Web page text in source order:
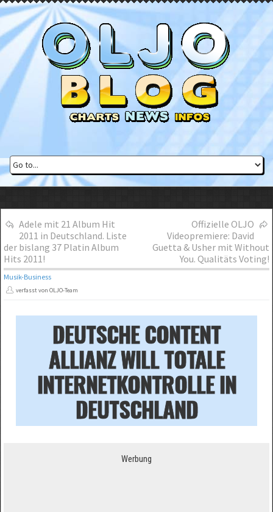
Adele mit 21 Album Hit
2011 in Deutschland. Liste
der bislang 37 Platin Album
Hits 2011!
Offizielle OLJO
Videopremiere: David
Guetta & Usher mit Without
You. Qualitäts Voting!
Musik-Business
verfasst von OLJO-Team
DEUTSCHE CONTENT
ALLIANZ WILL TOTALE
INTERNETKONTROLLE IN
DEUTSCHLAND
Werbung